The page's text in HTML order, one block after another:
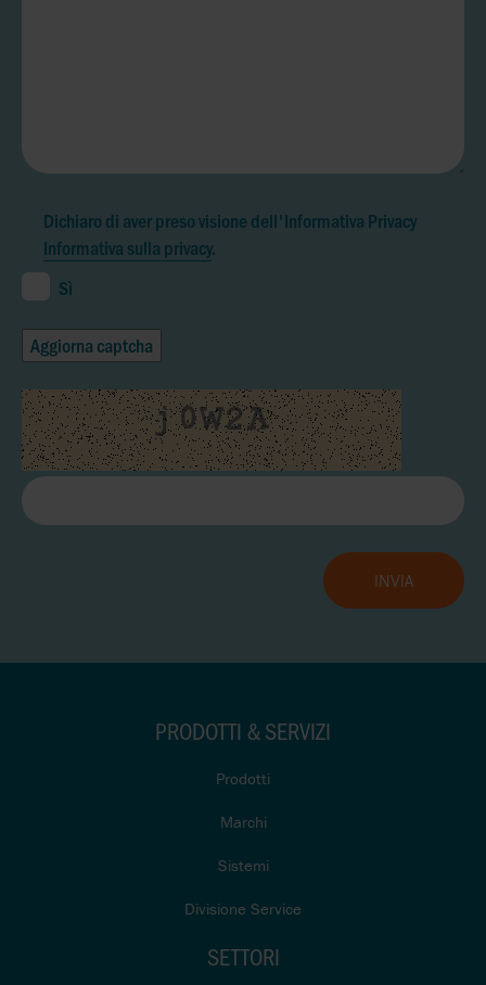
Dichiaro di aver preso visione dell'Informativa Privacy
Informativa sulla privacy.
Sì
Aggiorna captcha
PRODOTTI & SERVIZI
Prodotti
Marchi
Sistemi
Divisione Service
SETTORI